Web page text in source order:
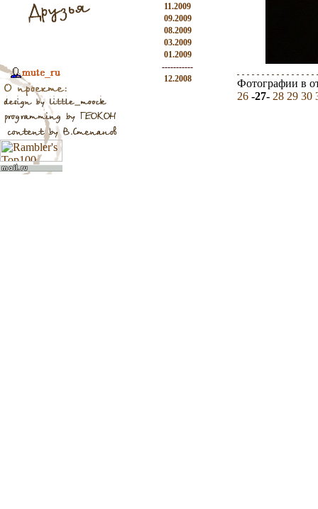
11.2009
09.2009
08.2009
03.2009
01.2009
-----------
12.2008
Фотографии в
26 -27- 28 29 30